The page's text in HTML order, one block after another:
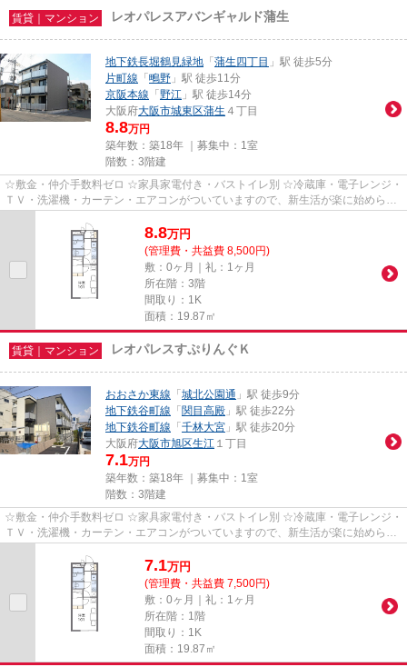
賃貸｜マンション レオパレスアバンギャルド蒲生
地下鉄長堀鶴見緑地 「 蒲生四丁目 」駅 徒歩5分
片町線 「 鴫野 」駅 徒歩11分
京阪本線 「 野江 」駅 徒歩14分
大阪府大阪市城東区蒲生 ４丁目
8.8万円
築年数：築18年 ｜募集中： 1室
階数：3階建
☆敷金・仲介手数料ゼロ ☆家具家電付き・バストイレ別 ☆冷蔵庫・電子レンジ・
ＴＶ・洗濯機・カーテン・エアコンがついていますので、新生活が楽に始められ
8.8万円
(管理費・共益費 8,500円)
敷：0ヶ月｜礼：1ヶ月
所在階：3階
間取り：1K
面積：19.87㎡
賃貸｜マンション レオパレスすぷりんぐＫ
おおさか東線 「 城北公園通 」駅 徒歩9分
地下鉄谷町線 「 関目高殿 」駅 徒歩22分
地下鉄谷町線 「 千林大宮 」駅 徒歩20分
大阪府大阪市旭区生江 １丁目
7.1万円
築年数：築18年 ｜募集中： 1室
階数：3階建
☆敷金・仲介手数料ゼロ ☆家具家電付き・バストイレ別 ☆冷蔵庫・電子レンジ・
ＴＶ・洗濯機・カーテン・エアコンがついていますので、新生活が楽に始められ
7.1万円
(管理費・共益費 7,500円)
敷：0ヶ月｜礼：1ヶ月
所在階：1階
間取り：1K
面積：19.87㎡